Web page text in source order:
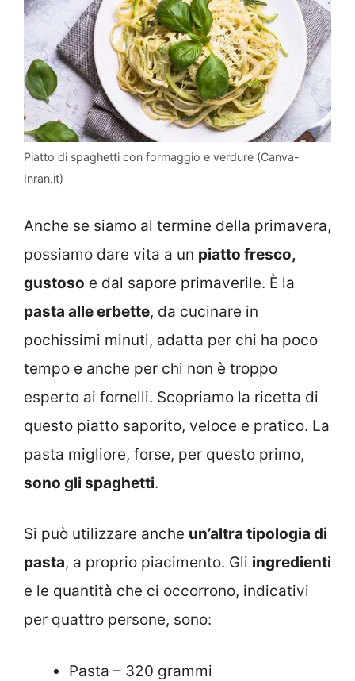
Piatto di spaghetti con formaggio e verdure (Canva-
Inran.it)
Anche se siamo al termine della primavera,
possiamo dare vita a un piatto fresco,
gustoso e dal sapore primaverile. È la
pasta alle erbette, da cucinare in
pochissimi minuti, adatta per chi ha poco
tempo e anche per chi non è troppo
esperto ai fornelli. Scopriamo la ricetta di
questo piatto saporito, veloce e pratico. La
pasta migliore, forse, per questo primo,
sono gli spaghetti.
Si può utilizzare anche un’altra tipologia di
pasta, a proprio piacimento. Gli ingredienti
e le quantità che ci occorrono, indicativi
per quattro persone, sono:
Pasta – 320 grammi